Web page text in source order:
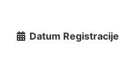
Datum Registracije